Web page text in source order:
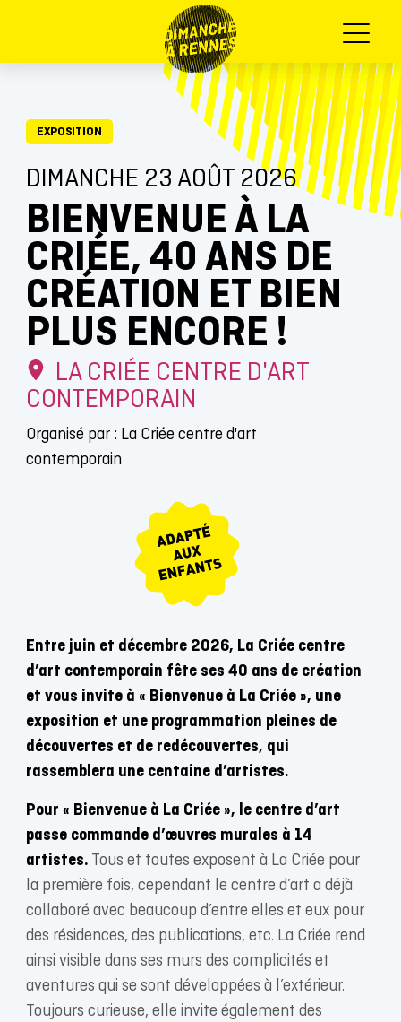
Menu
EXPOSITION
DIMANCHE 23 AOÛT 2026
BIENVENUE À LA
CRIÉE, 40 ANS DE
CRÉATION ET BIEN
PLUS ENCORE !
LA CRIÉE CENTRE D'ART
CONTEMPORAIN
Organisé par : La Criée centre d'art
contemporain
Entre juin et décembre 2026, La Criée centre
d’art contemporain fête ses 40 ans de création
et vous invite à « Bienvenue à La Criée », une
exposition et une programmation pleines de
découvertes et de redécouvertes, qui
rassemblera une centaine d’artistes.
Pour « Bienvenue à La Criée », le centre d’art
passe commande d’œuvres murales à 14
artistes.Tous et toutes exposent à La Criée pour
la première fois, cependant le centre d’art a déjà
collaboré avec beaucoup d’entre elles et eux pour
des résidences, des publications, etc. La Criée rend
ainsi visible dans ses murs des complicités et
aventures qui se sont développées à l’extérieur.
Toujours curieuse, elle invite également des